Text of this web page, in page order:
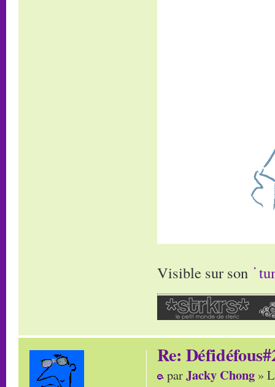
Visible sur son
Re:
parJacky Chong »